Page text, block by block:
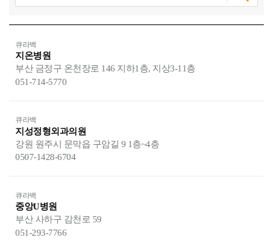
큐라백
지온병원
부산 금정구 온천장로 146 지하1층, 지상3-11층
051-714-5770
큐라백
지성정형외과의원
강원 원주시 문막읍 구암길 9 1층~4층
0507-1428-6704
큐라백
중앙U병원
부산 사하구 감천로 59
051-293-7766